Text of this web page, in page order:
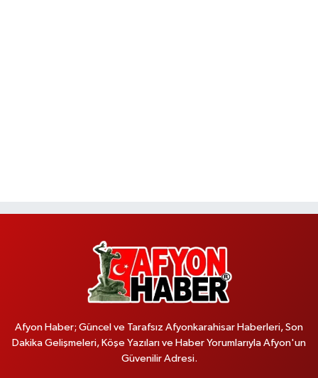
Afyon Haber; Güncel ve Tarafsız Afyonkarahisar Haberleri, Son
Dakika Gelişmeleri, Köşe Yazıları ve Haber Yorumlarıyla Afyon'un
Güvenilir Adresi.